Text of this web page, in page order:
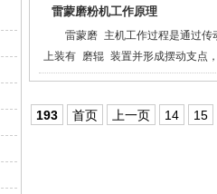
雷蒙磨粉机工作原理
雷蒙磨 主机工作过程是通过
上装有 磨辊 装置并形成摆动支点
193 首页 上一页 14 15